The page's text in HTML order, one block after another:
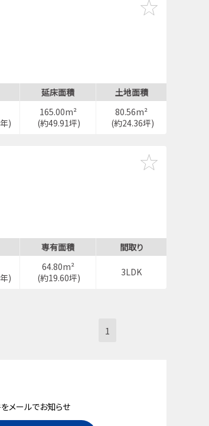
延床面積 土地面積
)
165.00m²
(約49.91坪)
80.56m²
(約24.36坪)
専有面積 間取り
)
64.80m²
(約19.60坪)
3LDK
1
メールでお知らせ